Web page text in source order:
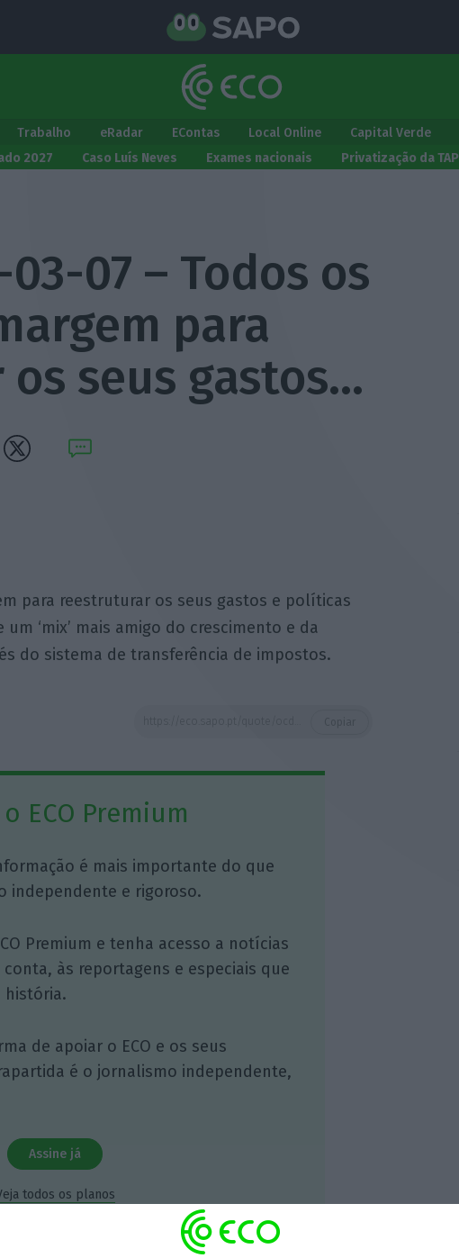
Trabalho eRadar EContas Local Online Capital Verde
2027
Caso Luís Neves Exames nacionais Privatização da TAP
03-07 – Todos os
para
seus gastos…
para reestruturar os seus gastos e políticas
‘mix’ mais amigo do crescimento e da
do sistema de transferência de impostos.
ECO Premium
é mais importante do que
independente e rigoroso.
Premium e tenha acesso a notícias
às reportagens e especiais que
história.
de apoiar o ECO e os seus
é o jornalismo independente,
Assine já
todos os planos